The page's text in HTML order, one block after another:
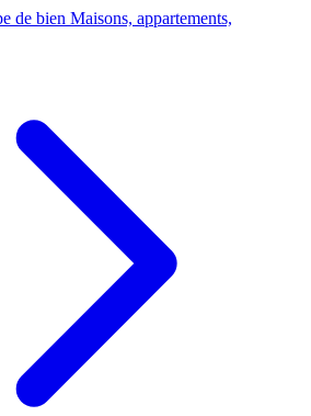
de bien Maisons, appartements,